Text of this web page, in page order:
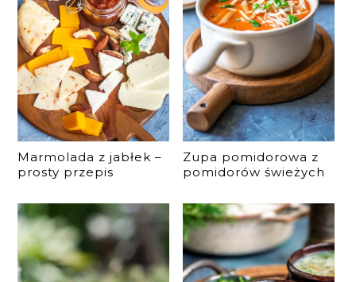
Marmolada z jabłek –
prosty przepis
Zupa pomidorowa z
pomidorów świeżych